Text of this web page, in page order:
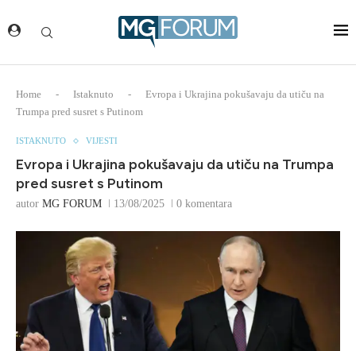
Home - Istaknuto -
Evropa i Ukrajina pokušavaju da utiču na
Trumpa pred susret s Putinom
ISTAKNUTO VIJESTI
Evropa i Ukrajina pokušavaju da utiču na Trumpa
pred susret s Putinom
autor MG FORUM 13/08/2025 0 komentara